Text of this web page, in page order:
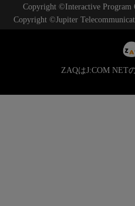
Copyright ©Interactive Program
Copyright ©Jupiter
ZAQはJ:COM NET